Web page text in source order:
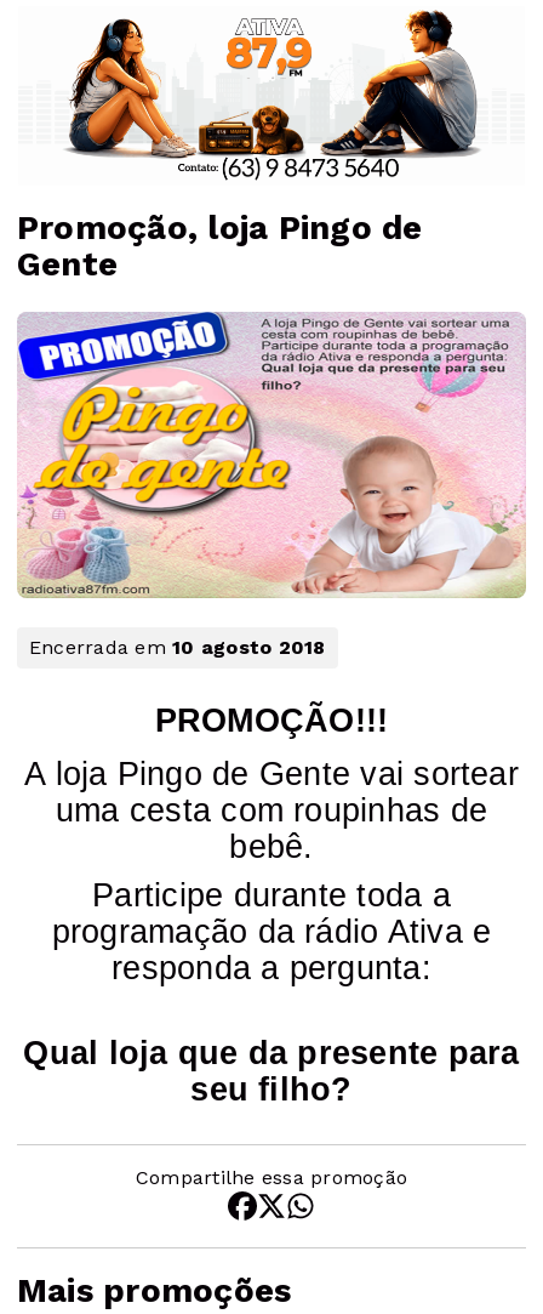
Promoção, loja Pingo de
Gente
Encerrada em10 agosto 2018
PROMOÇÃO!!!
A loja Pingo de Gente vai sortear
uma cesta com roupinhas de
bebê.
Participe durante toda a
programação da rádio Ativa e
responda a pergunta:
Qual loja que da presente para
seu filho?
Compartilhe essa promoção
Mais promoções